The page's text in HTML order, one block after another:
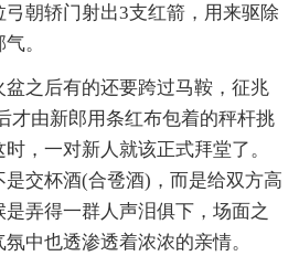
朝轿门射出3支红箭，用来驱除
。
之后有的还要跨过马鞍，征兆
才由新郎用条红布包着的秤杆挑
，一对新人就该正式拜堂了。
交杯酒(合卺酒)，而是给双方高
弄得一群人声泪俱下，场面之
中也透渗透着浓浓的亲情。